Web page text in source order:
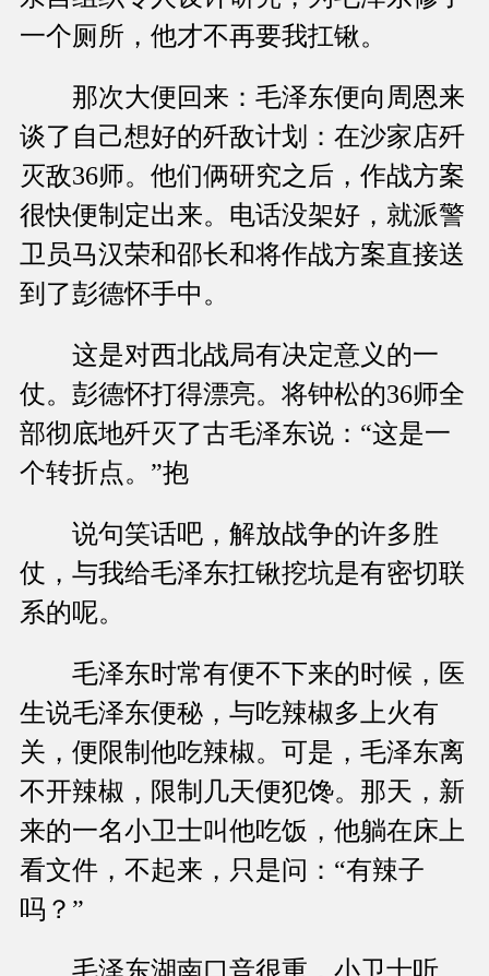
一个厕所，他才不再要我扛锹。
那次大便回来：毛泽东便向周恩来
谈了自己想好的歼敌计划：在沙家店歼
灭敌36师。他们俩研究之后，作战方案
很快便制定出来。电话没架好，就派警
卫员马汉荣和邵长和将作战方案直接送
到了彭德怀手中。
这是对西北战局有决定意义的一
仗。彭德怀打得漂亮。将钟松的36师全
部彻底地歼灭了古毛泽东说：“这是一
个转折点。”抱
说句笑话吧，解放战争的许多胜
仗，与我给毛泽东扛锹挖坑是有密切联
系的呢。
毛泽东时常有便不下来的时候，医
生说毛泽东便秘，与吃辣椒多上火有
关，便限制他吃辣椒。可是，毛泽东离
不开辣椒，限制几天便犯馋。那天，新
来的一名小卫士叫他吃饭，他躺在床上
看文件，不起来，只是问：“有辣子
吗？”